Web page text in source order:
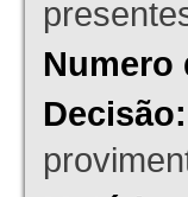
Numero
Decisão: